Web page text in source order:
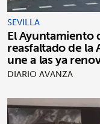
SEVILLA
El Ayuntamiento
reasfaltado de la
une a las ya
DIARIO AVANZA